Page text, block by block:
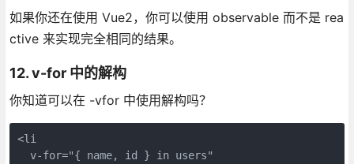
如果你还在使用 Vue2，你可以使用 observable 而不是 rea
ctive 来实现完全相同的结果。
12. v-for 中的解构
你知道可以在 -vfor 中使用解构吗？
<li
  v-for="{ name, id } in users"